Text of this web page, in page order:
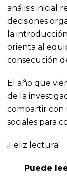
análisis inicial
decisiones
la
orienta al
consecución
El año que
de la
compartir con
sociales para
¡Feliz lectura!
Puede